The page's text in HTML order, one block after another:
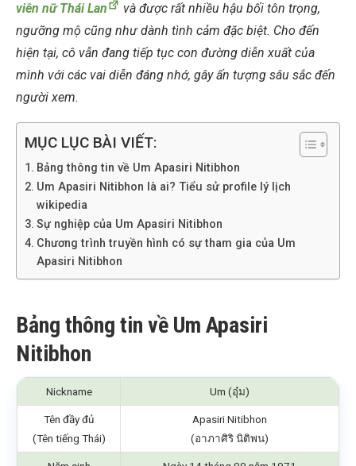
viên nữ Thái Lan
và được rất nhiều hậu bối tôn trọng,
ngưỡng mộ cũng như dành tình cảm đặc biệt. Cho đến
hiện tại, cô vẫn đang tiếp tục con đường diễn xuất của
mình với các vai diễn đáng nhớ, gây ấn tượng sâu sắc đến
người xem.
MỤC LỤC BÀI VIẾT:
Bảng thông tin về Um Apasiri Nitibhon
Um Apasiri Nitibhon là ai? Tiểu sử profile lý lịch
wikipedia
Sự nghiệp của Um Apasiri Nitibhon
Chương trình truyền hình có sự tham gia của Um
Apasiri Nitibhon
Bảng thông tin về Um Apasiri
Nitibhon
Nickname Um (อุ๋ม)
Tên đầy đủ
(Tên tiếng Thái)
Apasiri Nitibhon
(อาภาศิริ นิติพน)